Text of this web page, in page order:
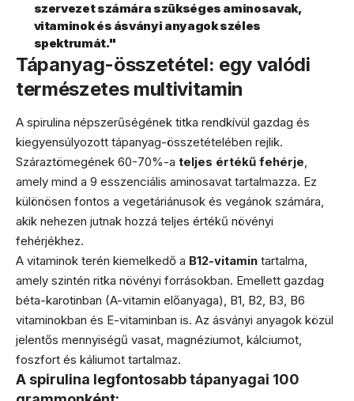
szervezet számára szükséges aminosavak,
vitaminok és ásványi anyagok széles
spektrumát."
Tápanyag-összetétel: egy valódi
természetes multivitamin
A spirulina népszerűségének titka rendkívül gazdag és
kiegyensúlyozott tápanyag-összetételében rejlik.
Száraztömegének 60-70%-a teljes értékű fehérje,
amely mind a 9 esszenciális aminosavat tartalmazza. Ez
különösen fontos a vegetáriánusok és vegánok számára,
akik nehezen jutnak hozzá teljes értékű növényi
fehérjékhez.
A vitaminok terén kiemelkedő a B12-vitamin tartalma,
amely szintén ritka növényi forrásokban. Emellett gazdag
béta-karotinban (A-vitamin előanyaga), B1, B2, B3, B6
vitaminokban és E-vitaminban is. Az ásványi anyagok közül
jelentős mennyiségű vasat, magnéziumot, kálciumot,
foszfort és káliumot tartalmaz.
A spirulina legfontosabb tápanyagai 100